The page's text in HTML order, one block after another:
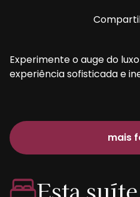
Experimente o auge do
experiência sofisticada e
mais
Esta